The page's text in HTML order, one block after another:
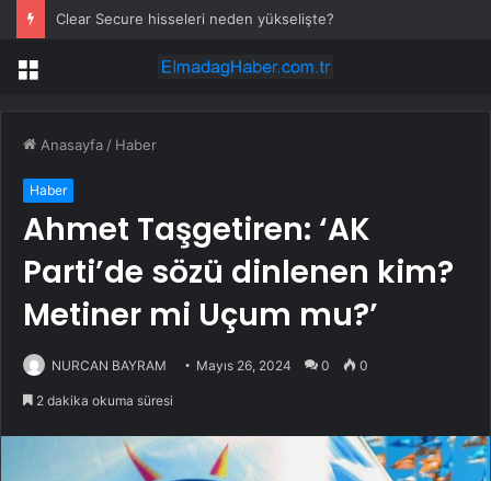
Clear Secure hisseleri neden yükselişte?
Menü
Anasayfa / Haber
Haber
Ahmet Taşgetiren: ‘AK
Parti’de sözü dinlenen kim?
Metiner mi Uçum mu?’
NURCAN BAYRAM Mayıs 26, 2024 0 0
2 dakika okuma süresi